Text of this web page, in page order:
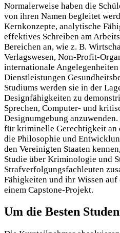
Normalerweise haben die
von ihren Namen begleitet
Kernkonzepte, analytische
effektives Schreiben am
Bereichen an, wie z. B.
Verlagswesen, Non-Profit-
internationale
Dienstleistungen
Studiums werden sie in der
Designfähigkeiten zu
Sprechen, Computer- und
Designumgebung
für kriminelle Gerechtigkeit an
die Philosophie und
den Vereinigten Staaten
Studie über Kriminologie und
Strafverfolgungsfachleuten
Fähigkeiten und ihr Wissen auf
einem Capstone-Projekt.
Um die Besten